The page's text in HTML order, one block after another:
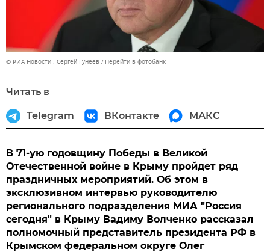
© РИА Новости . Сергей Гунеев Перейти в фотобанк
Читать в
Telegram ВКонтакте МАКС
В 71-ую годовщину Победы в Великой
Отечественной войне в Крыму пройдет ряд
праздничных мероприятий. Об этом в
эксклюзивном интервью руководителю
регионального подразделения МИА "Россия
сегодня" в Крыму Вадиму Волченко рассказал
полномочный представитель президента РФ в
Крымском федеральном округе Олег